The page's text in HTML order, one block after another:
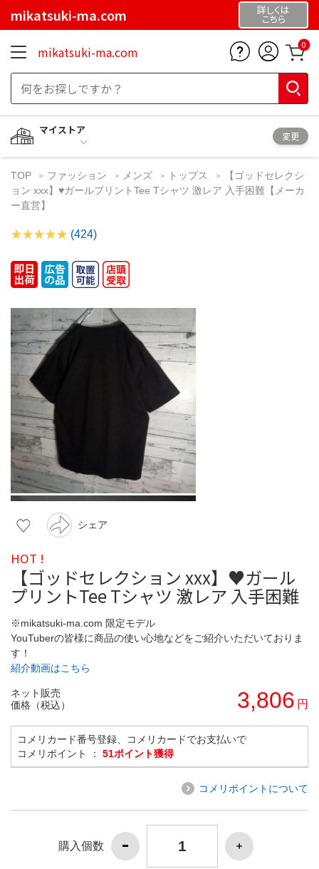
mikatsuki-ma.com 詳しくは
こちら
mikatsuki-ma.com 0
マイストア
変更
TOP ファッション メンズ トップス
【ゴッドセレクシ
ョン xxx】♥ガールプリントTee Tシャツ 激レア 入手困難【メーカ
ー直営】
(424)
シェア
HOT !
【ゴッドセレクション xxx】♥ガール
プリントTee Tシャツ 激レア 入手困難
※mikatsuki-ma.com 限定モデル
YouTuberの皆様に商品の使い心地などをご紹介いただいておりま
す！
紹介動画はこちら
ネット販売
価格（税込）
3,806 円
コメリカード番号登録、コメリカードでお支払いで
コメリポイント ： 51ポイント獲得
コメリポイントについて
購入個数